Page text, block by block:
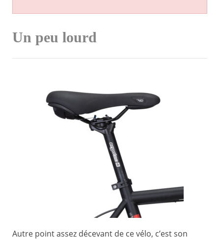
Un peu lourd
Autre point assez décevant de ce vélo, c’est son